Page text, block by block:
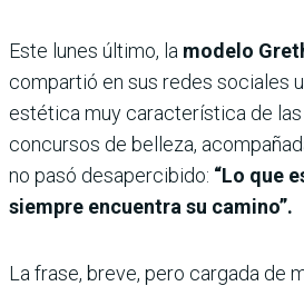
Este lunes último, la modelo
compartió en sus redes sociales
estética muy característica de
concursos de belleza,
no pasó desapercibido: “Lo que
siempre encuentra su camino”.
La frase, breve, pero cargada de